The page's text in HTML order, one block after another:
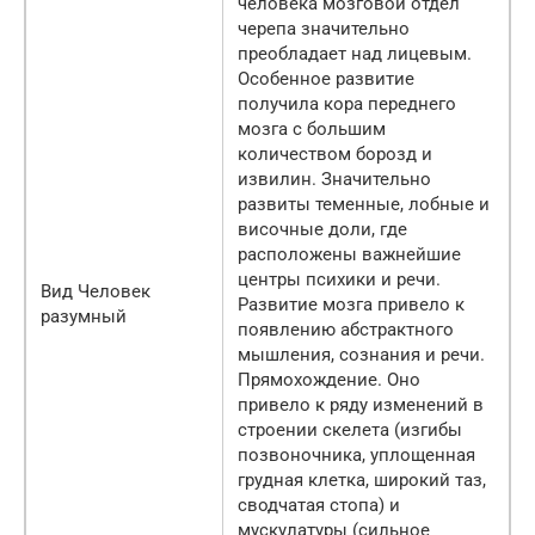
Вид Человек
разумный
черепа значительно
преобладает над лицевым.
Особенное развитие
получила кора переднего
мозга с большим
количеством борозд и
извилин. Значительно
развиты теменные, лобные и
височные доли, где
расположены важнейшие
центры психики и речи.
Развитие мозга привело к
появлению абстрактного
мышления, сознания и речи.
Прямохождение. Оно
привело к ряду изменений в
строении скелета (изгибы
позвоночника, уплощенная
грудная клетка, широкий таз,
сводчатая стопа) и
мускулатуры (сильное